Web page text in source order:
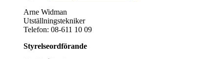
Arne Widman
Utställningstekniker
Telefon: 08-611 10 09
Styrelseordförande